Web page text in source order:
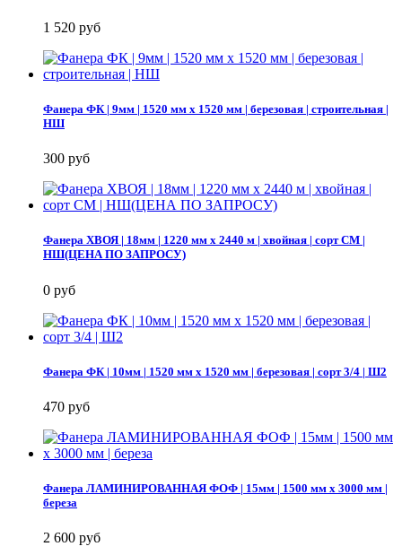
1 520 руб
Фанера ФК | 9мм | 1520 мм х 1520 мм | березовая | строительная |
НШ
300 руб
Фанера ХВОЯ | 18мм | 1220 мм х 2440 м | хвойная | сорт СМ |
НШ(ЦЕНА ПО ЗАПРОСУ)
0 руб
Фанера ФК | 10мм | 1520 мм х 1520 мм | березовая | сорт 3/4 | Ш2
470 руб
Фанера ЛАМИНИРОВАННАЯ ФОФ | 15мм | 1500 мм х 3000 мм |
береза
2 600 руб